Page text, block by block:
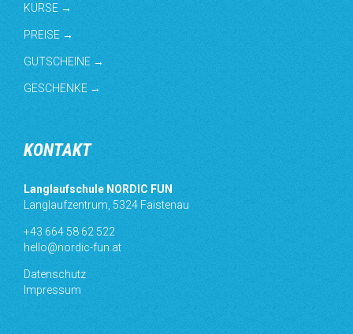
KURSE →
PREISE →
GUTSCHEINE →
GESCHENKE →
KONTAKT
Langlaufschule NORDIC FUN
Langlaufzentrum, 5324 Faistenau
+43 664 58 62 522
hello@nordic-fun.at
Datenschutz
Impressum